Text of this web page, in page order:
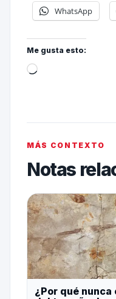
WhatsApp
Me gusta esto:
MÁS CONTEXTO
Notas
¿Por qué